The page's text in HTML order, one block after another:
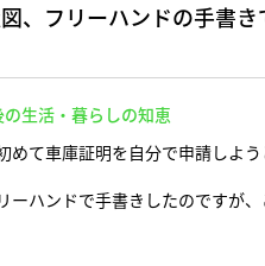
、フリーハンドの手書
の生活・暮らしの知恵
て車庫証明を自分で申請しよう
ーハンドで手書きしたのですが